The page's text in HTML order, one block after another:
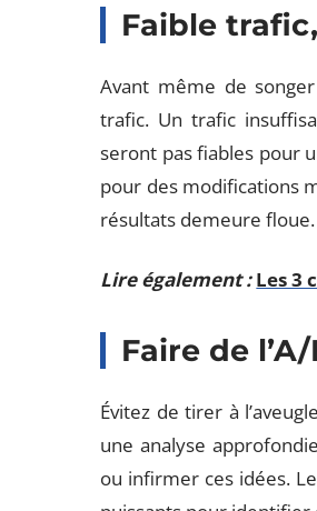
Faible
Avant même de
trafic. Un trafic
seront pas fiables pour
pour des modifications
résultats demeure floue.
Lire également : Les 3
Faire de
Évitez de tirer à
une analyse
ou infirmer ces idées.